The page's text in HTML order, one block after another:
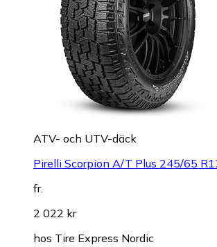
ATV- och UTV-däck
Pirelli Scorpion A/T Plus 245/65
fr.
2 022 kr
hos Tire Express Nordic